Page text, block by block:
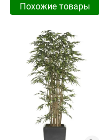
Похожие товары